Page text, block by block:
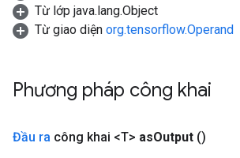
Từ lớp java.lang.Object
Từ giao diện org.tensorflow.Operand
Phương pháp công khai
Đầu ra công khai <T> asOutput ()